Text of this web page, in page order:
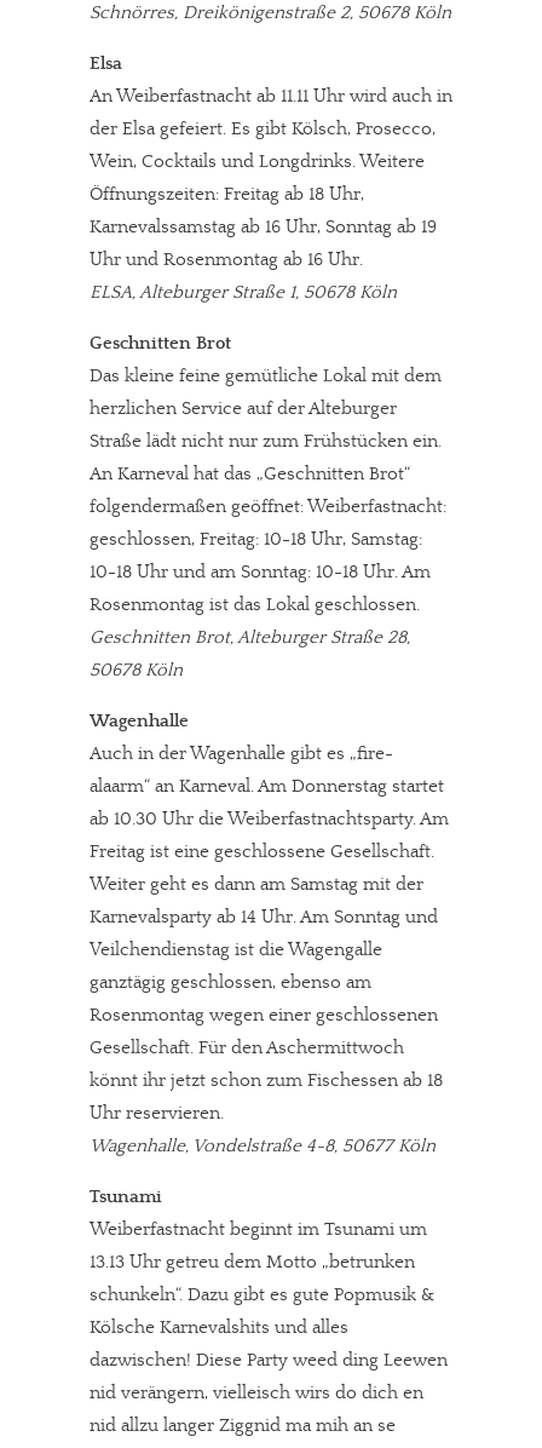
Schnörres, Dreikönigenstraße 2, 50678 Köln
Elsa
An Weiberfastnacht ab 11.11 Uhr wird auch in
der Elsa gefeiert. Es gibt Kölsch, Prosecco,
Wein, Cocktails und Longdrinks. Weitere
Öffnungszeiten: Freitag ab 18 Uhr,
Karnevalssamstag ab 16 Uhr, Sonntag ab 19
Uhr und Rosenmontag ab 16 Uhr.
ELSA, Alteburger Straße 1, 50678 Köln
Geschnitten Brot
Das kleine feine gemütliche Lokal mit dem
herzlichen Service auf der Alteburger
Straße lädt nicht nur zum Frühstücken ein.
An Karneval hat das „Geschnitten Brot“
folgendermaßen geöffnet: Weiberfastnacht:
geschlossen, Freitag: 10-18 Uhr, Samstag:
10-18 Uhr und am Sonntag: 10-18 Uhr. Am
Rosenmontag ist das Lokal geschlossen.
Geschnitten Brot, Alteburger Straße 28,
50678 Köln
Wagenhalle
Auch in der Wagenhalle gibt es „fire-
alaarm“ an Karneval. Am Donnerstag startet
ab 10.30 Uhr die Weiberfastnachtsparty. Am
Freitag ist eine geschlossene Gesellschaft.
Weiter geht es dann am Samstag mit der
Karnevalsparty ab 14 Uhr. Am Sonntag und
Veilchendienstag ist die Wagengalle
ganztägig geschlossen, ebenso am
Rosenmontag wegen einer geschlossenen
Gesellschaft. Für den Aschermittwoch
könnt ihr jetzt schon zum Fischessen ab 18
Uhr reservieren.
Wagenhalle, Vondelstraße 4-8, 50677 Köln
Tsunami
Weiberfastnacht beginnt im Tsunami um
13.13 Uhr getreu dem Motto „betrunken
schunkeln“. Dazu gibt es gute Popmusik &
Kölsche Karnevalshits und alles
dazwischen! Diese Party weed ding Leewen
nid verängern, vielleisch wirs do dich en
nid allzu langer Ziggnid ma mih an se